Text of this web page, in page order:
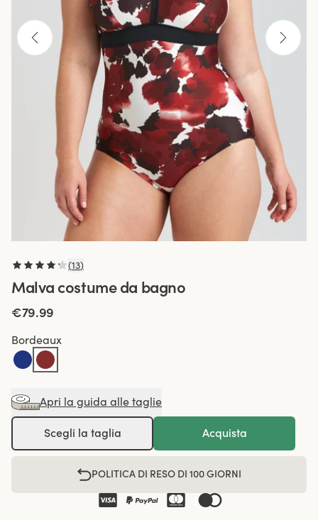
(13)
Malva costume da bagno
€79.99
Bordeaux
Apri la guida alle taglie
Scegli la taglia Acquista
POLITICA DI RESO DI 100 GIORNI